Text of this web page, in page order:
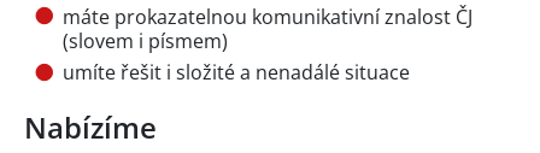
máte prokazatelnou komunikativní znalost ČJ
(slovem i písmem)
umíte řešit i složité a nenadálé situace
Nabízíme